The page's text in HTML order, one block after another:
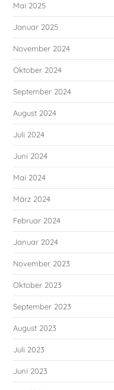
Mai 2025
Januar 2025
November 2024
Oktober 2024
September 2024
August 2024
Juli 2024
Juni 2024
Mai 2024
März 2024
Februar 2024
Januar 2024
November 2023
Oktober 2023
September 2023
August 2023
Juli 2023
Juni 2023